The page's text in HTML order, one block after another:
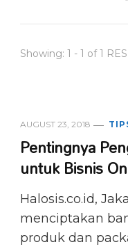
Showing: 1 - 1 of 1
AUGUST 23, 2018
Pentingnya
untuk Bisnis
Halosis.co.id,
menciptakan
produk dan